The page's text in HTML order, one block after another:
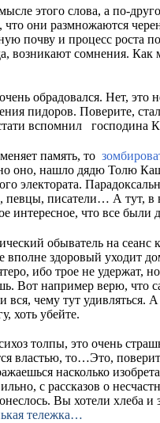
этого слова, а по-
что они размножаются
почву и процесс роста
возникают сомнения. Как
обрадовался. Нет,
пидоров. Поверите,
вспомнил
память, то
оно, нашло дядю Толю
электората.
певцы, писатели… А тут, в
интересное, что все были
обыватель на сеанс
здоровый уходит
ибо трое не удержат,
Вот например верю, что
вся, чему тут
хоть убейте.
толпы, это очень
властью, то…Это,
насколько
с рассказов о
Вы хотели хлеба
тележка…